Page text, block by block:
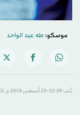
موسكو:طه عبد الواحد
نُشر: 22:59-23 أغسطس 2019 م ـ 22 ذو الحِجّة 1440 هـ